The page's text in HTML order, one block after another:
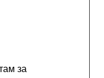
за